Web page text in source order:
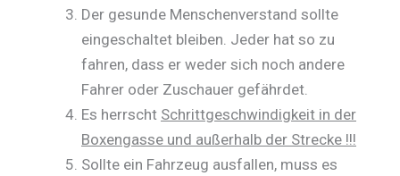
Der gesunde Menschenverstand sollte
eingeschaltet bleiben. Jeder hat so zu
fahren, dass er weder sich noch andere
Fahrer oder Zuschauer gefährdet.
Es herrscht Schrittgeschwindigkeit in der
Boxengasse und außerhalb der Strecke !!!
Sollte ein Fahrzeug ausfallen, muss es